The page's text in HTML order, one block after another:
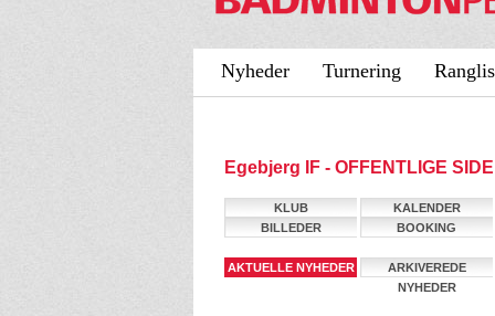
Nyheder Turnering
Egebjerg IF - OFFENTLIGE
KLUB
KALENDER
BILLEDER
BOOKING
AKTUELLE NYHEDER
ARKIVEREDE
NYHEDER